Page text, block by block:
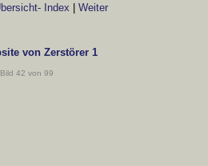
Index Weiter
von Zerstörer 1
Bild 42 von 99